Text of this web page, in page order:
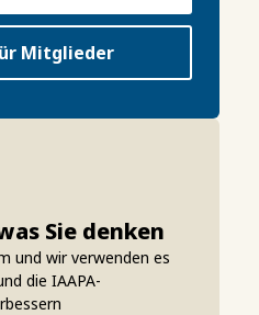
Mitglieder
Sie denken
und wir verwenden es
die IAAPA-